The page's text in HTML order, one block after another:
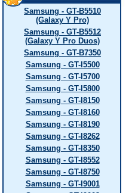
Samsung - GT-B5510
(Galaxy Y Pro)
Samsung - GT-B5512
(Galaxy Y Pro Duos)
Samsung - GT-B7350
Samsung - GT-I5500
Samsung - GT-I5700
Samsung - GT-I5800
Samsung - GT-I8150
Samsung - GT-I8160
Samsung - GT-I8190
Samsung - GT-I8262
Samsung - GT-I8350
Samsung - GT-I8552
Samsung - GT-I8750
Samsung - GT-I9001